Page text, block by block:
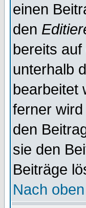
einen
den
bereits
unterhalb
bearbeitet
ferner
den
sie den
Beiträge
Nach oben